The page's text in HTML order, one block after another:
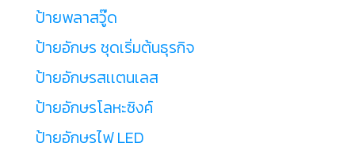
ป้ายพลาสวู๊ด
ป้ายอักษร ชุดเริ่มต้นธุรกิจ
ป้ายอักษรสเเตนเลส
ป้ายอักษรโลหะซิงค์
ป้ายอักษรไฟ LED